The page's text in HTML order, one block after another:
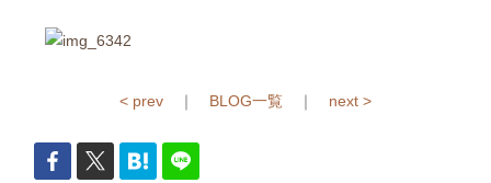
< prev ｜ BLOG一覧 ｜ next >